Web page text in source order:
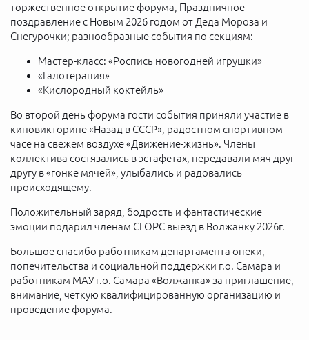
торжественное открытие форума, Праздничное
поздравление с Новым 2026 годом от Деда Мороза и
Снегурочки; разнообразные события по секциям:
Мастер-класс: «Роспись новогодней игрушки»
«Галотерапия»
«Кислородный коктейль»
Во второй день форума гости события приняли участие в
киновикторине «Назад в СССР», радостном спортивном
часе на свежем воздухе «Движение-жизнь». Члены
коллектива состязались в эстафетах, передавали мяч друг
другу в «гонке мячей», улыбались и радовались
происходящему.
Положительный заряд, бодрость и фантастические
эмоции подарил членам СГОРС выезд в Волжанку 2026г.
Большое спасибо работникам департамента опеки,
попечительства и социальной поддержки г.о. Самара и
работникам МАУ г.о. Самара «Волжанка» за приглашение,
внимание, четкую квалифицированную организацию и
проведение форума.